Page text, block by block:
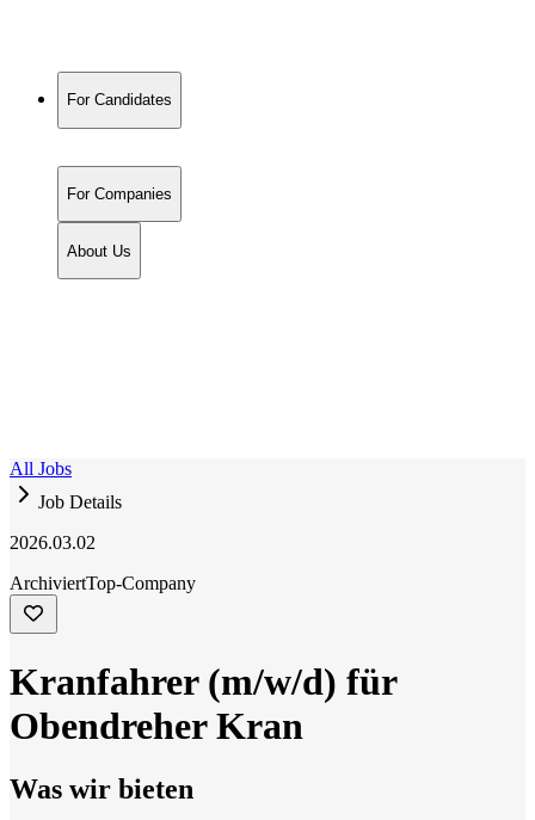
For Candidates
For Companies
About Us
All Jobs
Job Details
2026.03.02
ArchiviertTop-Company
Kranfahrer (m/w/d) für
Obendreher Kran
Was wir bieten